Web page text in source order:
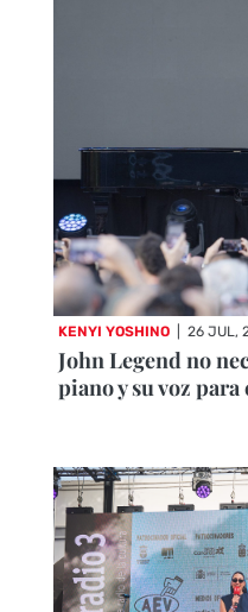
KENYI YOSHINO 26 JUL,
John Legend no
piano y su voz